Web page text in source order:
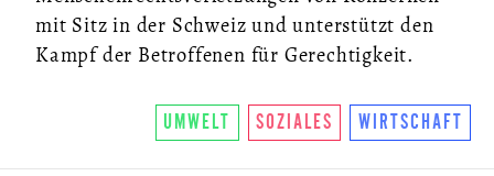
mit Sitz in der Schweiz und unterstützt den
Kampf der Betroffenen für Gerechtigkeit.
UMWELT SOZIALES WIRTSCHAFT